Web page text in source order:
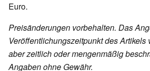
Euro.
Preisänderungen vorbehalten. Das
Veröffentlichungszeitpunkt des Artikels
aber zeitlich oder mengenmäßig
Angaben ohne Gewähr.